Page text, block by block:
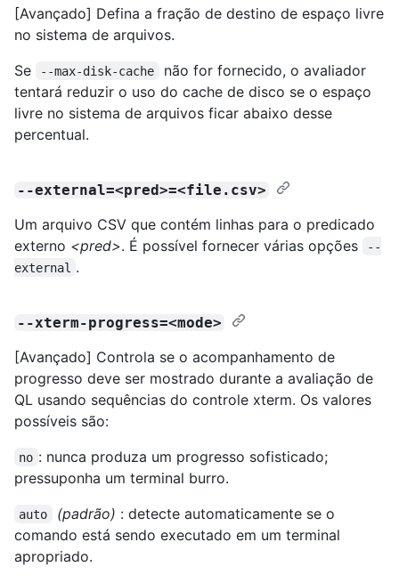
[Avançado] Defina a fração de destino de espaço livre
no sistema de arquivos.
Se
--max-disk-cache
não for fornecido, o avaliador
tentará reduzir o uso do cache de disco se o espaço
livre no sistema de arquivos ficar abaixo desse
percentual.
--external=<pred>=<file.csv>
Um arquivo CSV que contém linhas para o predicado
externo <pred>. É possível fornecer várias opções
--
external .
--xterm-progress=<mode>
[Avançado] Controla se o acompanhamento de
progresso deve ser mostrado durante a avaliação de
QL usando sequências do controle xterm. Os valores
possíveis são:
no : nunca produza um progresso sofisticado;
pressuponha um terminal burro.
auto (padrão) : detecte automaticamente se o
comando está sendo executado em um terminal
apropriado.